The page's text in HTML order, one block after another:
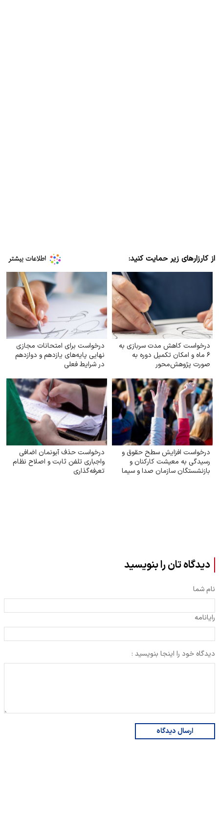
از کارزارهای زیر حمایت کنید:
درخواست کاهش مدت سربازی به
۶ ماه و امکان تکمیل دوره به
صورت پژوهش‌محور
درخواست برای امتحانات مجازی
نهایی پایه‌های یازدهم و دوازدهم
در شرایط فعلی
درخواست افزایش سطح حقوق و
رسیدگی به معیشت کارکنان و
بازنشستگان سازمان صدا و سیما
درخواست حذف آبونمان اضافی
واجباری تلفن ثابت و اصلاح نظام
تعرفه‌گذاری
دیدگاه تان را بنویسید
نام شما
رایانامه
دیدگاه خود را اینجا بنویسید :
ارسال دیدگاه